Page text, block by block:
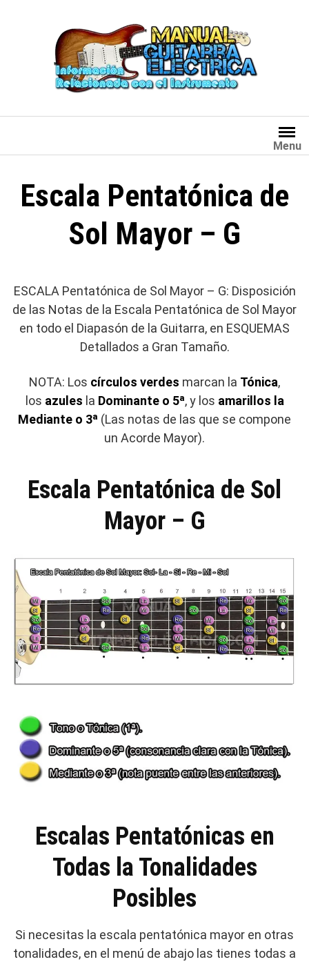
Menu
Escala Pentatónica de
Sol Mayor – G
ESCALA Pentatónica de Sol Mayor – G: Disposición
de las Notas de la Escala Pentatónica de Sol Mayor
en todo el Diapasón de la Guitarra, en ESQUEMAS
Detallados a Gran Tamaño.
NOTA: Los círculos verdes marcan la Tónica,
los azules la Dominante o 5ª, y los amarillos la
Mediante o 3ª (Las notas de las que se compone
un Acorde Mayor).
Escala Pentatónica de Sol
Mayor – G
Escalas Pentatónicas en
Todas la Tonalidades
Posibles
Si necesitas la escala pentatónica mayor en otras
tonalidades, en el menú de abajo las tienes todas a